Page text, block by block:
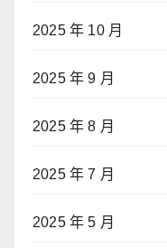
2025 年 10 月
2025 年 9 月
2025 年 8 月
2025 年 7 月
2025 年 5 月